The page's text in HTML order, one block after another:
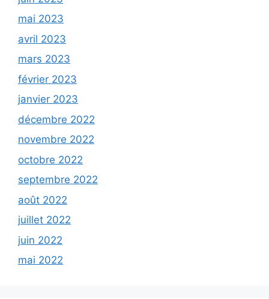
mai 2023
avril 2023
mars 2023
février 2023
janvier 2023
décembre 2022
novembre 2022
octobre 2022
septembre 2022
août 2022
juillet 2022
juin 2022
mai 2022